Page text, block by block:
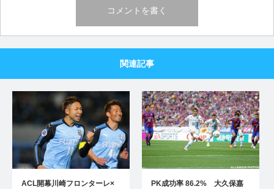
関連記事
ACL開幕川崎フロンターレ×
PK成功率 86.2% 大久保嘉